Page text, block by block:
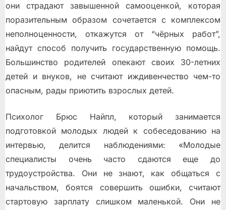
они страдают завышенной самооценкой, которая
поразительным образом сочетается с комплексом
неполноценности, откажутся от “чёрных работ”,
найдут способ получить государственную помощь.
Большинство родителей опекают своих 30-летних
детей и внуков, не считают иждивенчество чем-то
опасным, рады приютить взрослых детей.
Психолог Брюс Найпл, который занимается
подготовкой молодых людей к собеседованию на
интервью, делится наблюдениями: «Молодые
специалисты очень часто сдаются еще до
трудоустройства. Они не знают, как общаться с
начальством, боятся совершить ошибки, считают
стартовую зарплату слишком маленькой. Они не